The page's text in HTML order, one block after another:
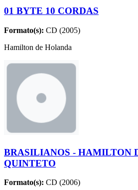
01 BYTE 10 CORDAS
Formato(s): CD (2005)
Hamilton de Holanda
BRASILIANOS - HAMILTON
QUINTETO
Formato(s): CD (2006)